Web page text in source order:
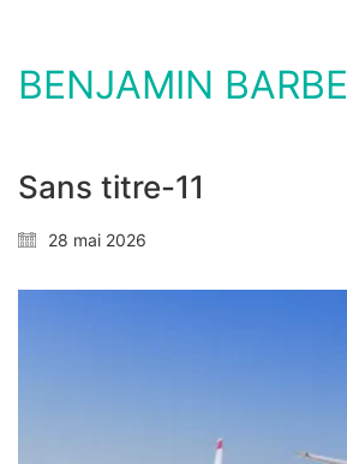
BENJAMIN BARBE
Sans titre-11
28 mai 2026